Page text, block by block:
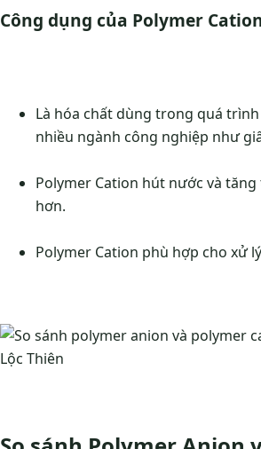
Công dụng của Polymer
Là hóa chất dùng trong quá
nhiều ngành công nghiệp như
Polymer Cation hút nước và
hơn.
Polymer Cation phù hợp cho xử